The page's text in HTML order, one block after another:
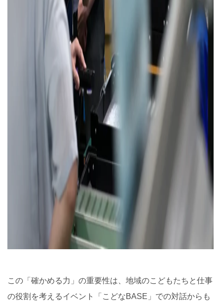
この「確かめる力」の重要性は、地域のこどもたちと仕事
の役割を考えるイベント「こどなBASE」での対話からも